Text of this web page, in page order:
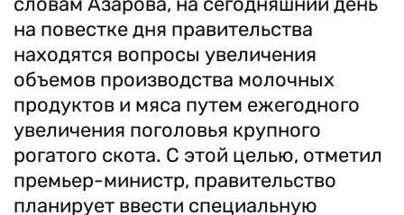
на повестке дня правительства
находятся вопросы увеличения
объемов производства молочных
продуктов и мяса путем ежегодного
увеличения поголовья крупного
рогатого скота. С этой целью, отметил
премьер-министр, правительство
планирует ввести специальную